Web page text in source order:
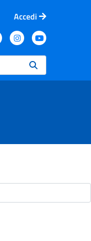
Accedi